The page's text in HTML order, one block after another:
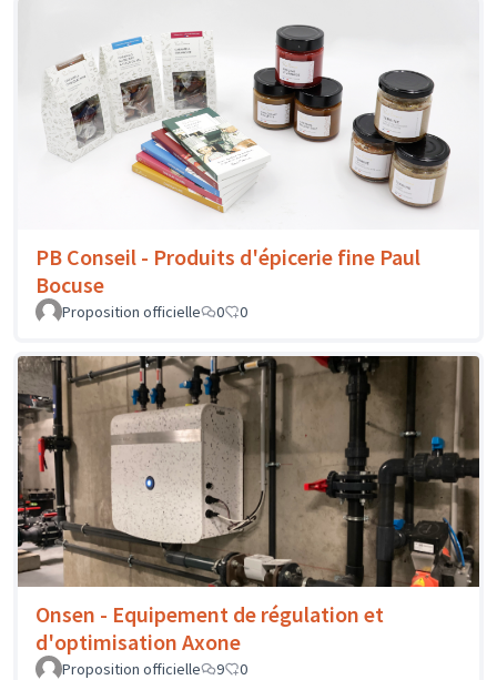
PB Conseil - Produits d'épicerie fine Paul
Bocuse
Proposition officielle 0 0
Onsen - Equipement de régulation et
d'optimisation Axone
Proposition officielle 9 0